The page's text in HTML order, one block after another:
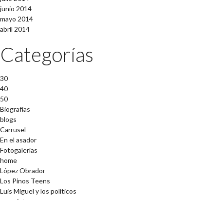
junio 2014
mayo 2014
abril 2014
Categorías
30
40
50
Biografías
blogs
Carrusel
En el asador
Fotogalerías
home
López Obrador
Los Pinos Teens
Luis Miguel y los políticos